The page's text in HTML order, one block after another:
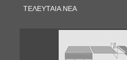
ΤΕΛΕΥΤΑΊΑ ΝΈΑ